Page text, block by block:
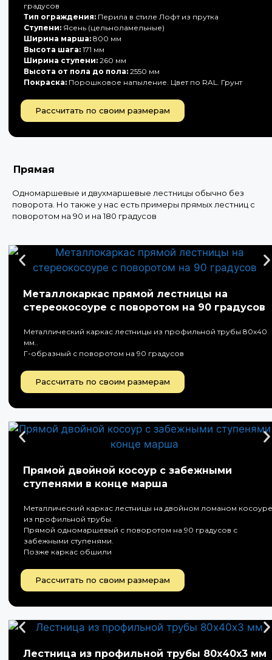
градусов
Тип ограждения: Перила в стиле Лофт из прутка
Ступени: Ясень (цельноламельные)
Ширина марша: 800 мм
Высота шага: 171 мм
Ширина ступени: 260 мм
Высота от пола до пола: 2550 мм
Покраска: Порошковое напыление. Цвет по RAL. Грунт
Рассчитать по своим размерам
Прямая
Одномаршевые и двухмаршевые лестницы обычно без
поворота. Но также у нас есть примеры прямых лестниц с
поворотом на 90 и на 180 градусов
Металлокаркас прямой лестницы на
стереокосоуре с поворотом на 90 градусов
Металлический каркас лестницы из профильной трубы 80х40
мм..
Г-образный с поворотом на 90 градусов
Рассчитать по своим размерам
Прямой двойной косоур с забежными
ступенями в конце марша
Металлический каркас лестницы на двойном ломаном косоуре
из профильной трубы.
Прямой одномаршевый с поворотом на 90 градусов с
забежными ступенями.
Позже каркас обшили
Рассчитать по своим размерам
Лестница из профильной трубы 80х40х3 мм